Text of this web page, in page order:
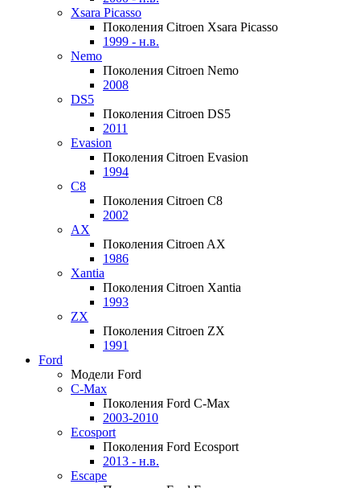
Xsara Picasso
Поколения Citroen Xsara Picasso
1999 - н.в.
Nemo
Поколения Citroen Nemo
2008
DS5
Поколения Citroen DS5
2011
Evasion
Поколения Citroen Evasion
1994
C8
Поколения Citroen C8
2002
AX
Поколения Citroen AX
1986
Xantia
Поколения Citroen Xantia
1993
ZX
Поколения Citroen ZX
1991
Ford
Модели Ford
C-Max
Поколения Ford C-Max
2003-2010
Ecosport
Поколения Ford Ecosport
2013 - н.в.
Escape